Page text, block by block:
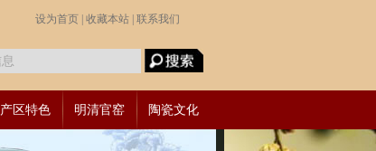
设为首页 | 收藏本站 | 联系我们
产区特色 明清官窑 陶瓷文化